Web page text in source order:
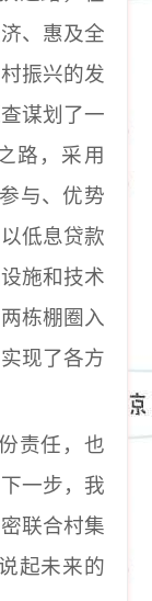
、惠及全
振兴的发
谋划了一
路，采用
与、优势
低息贷款
施和技术
栋棚圈入
现了各方
责任，也
一步，我
联合村集
起未来的